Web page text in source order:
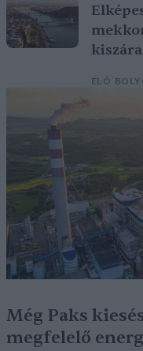
ÉLŐ
Még Paks
megfelelő